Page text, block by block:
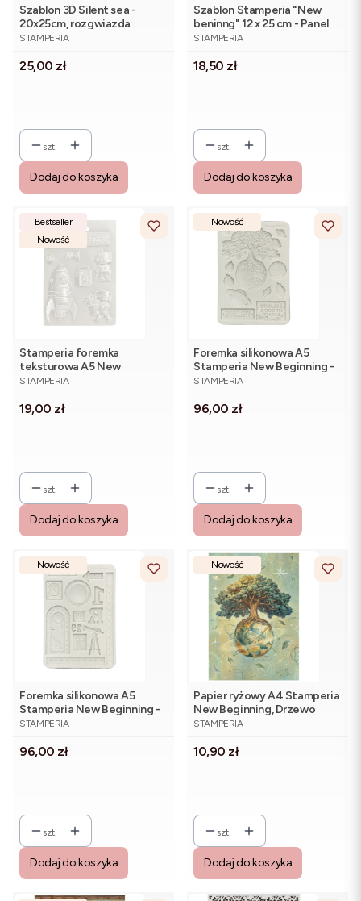
Szablon 3D Silent sea -
20x25cm, rozgwiazda
PRODUCENT
STAMPERIA
Cena
25,00 zł
szt.
Dodaj do koszyka
Szablon Stamperia "New
beninng" 12 x 25 cm - Panel
PRODUCENT
STAMPERIA
Cena
18,50 zł
szt.
Dodaj do koszyka
Bestseller
Nowość
Stamperia foremka
teksturowa A5 New
beginning Spaceship
PRODUCENT
STAMPERIA
Cena
19,00 zł
szt.
Dodaj do koszyka
Nowość
Foremka silikonowa A5
Stamperia New Beginning -
KACMA607 Planety
PRODUCENT
STAMPERIA
Cena
96,00 zł
szt.
Dodaj do koszyka
Nowość
Foremka silikonowa A5
Stamperia New Beginning -
KACMA606 Teleskop
PRODUCENT
STAMPERIA
Cena
96,00 zł
szt.
Dodaj do koszyka
Nowość
Papier ryżowy A4 Stamperia
New Beginning, Drzewo
życia - DFSA41110
PRODUCENT
STAMPERIA
Cena
10,90 zł
szt.
Dodaj do koszyka